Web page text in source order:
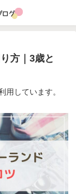
方｜3歳と
用しています。